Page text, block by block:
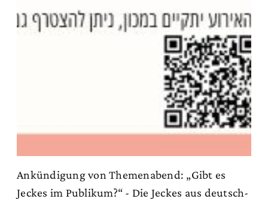
Ankündigung von Themenabend: „Gibt es
Jeckes im Publikum?“ - Die Jeckes aus deutsch-